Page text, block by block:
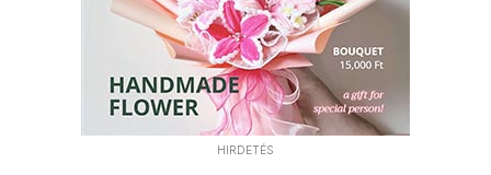
HIRDETÉS